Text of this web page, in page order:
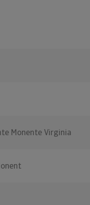
Monente Virginia